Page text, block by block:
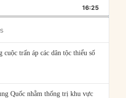
FORWARD
16:25
cuộc trấn áp các dân tộc thiểu số
Quốc nhằm thống trị khu vực